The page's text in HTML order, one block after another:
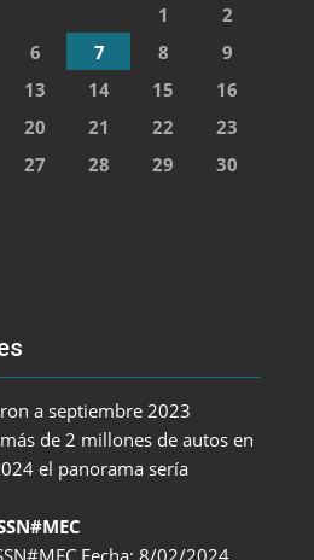
1
2
6 7 8
9
13 14 15
16
20 21 22
23
27 28 29
30
a septiembre 2023
de 2 millones de autos en
el panorama sería